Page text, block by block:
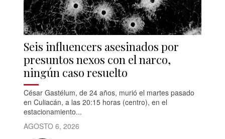
Seis influencers asesinados por
presuntos nexos con el narco,
ningún caso resuelto
César Gastélum, de 24 años, murió el martes pasado
en Culiacán, a las 20:15 horas (centro), en el
estacionamiento...
AGOSTO 6, 2026